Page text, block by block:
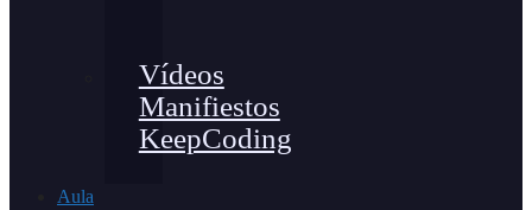
Vídeos
Manifiestos
KeepCoding
Aula